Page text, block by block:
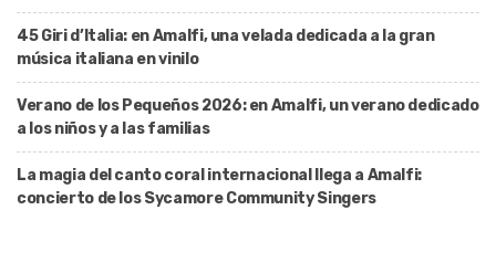
45 Giri d’Italia: en Amalfi, una velada dedicada a la gran
música italiana en vinilo
Verano de los Pequeños 2026: en Amalfi, un verano dedicado
a los niños y a las familias
La magia del canto coral internacional llega a Amalfi:
concierto de los Sycamore Community Singers